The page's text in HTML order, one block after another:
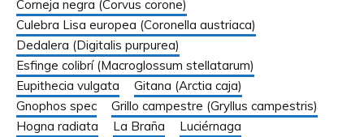
Corneja negra (Corvus corone)
Culebra Lisa europea (Coronella austriaca)
Dedalera (Digitalis purpurea)
Esfinge colibrí (Macroglossum stellatarum)
Eupithecia vulgata
Gitana (Arctia caja)
Gnophos spec
Grillo campestre (Gryllus campestris)
Hogna radiata
La Braña
Luciérnaga